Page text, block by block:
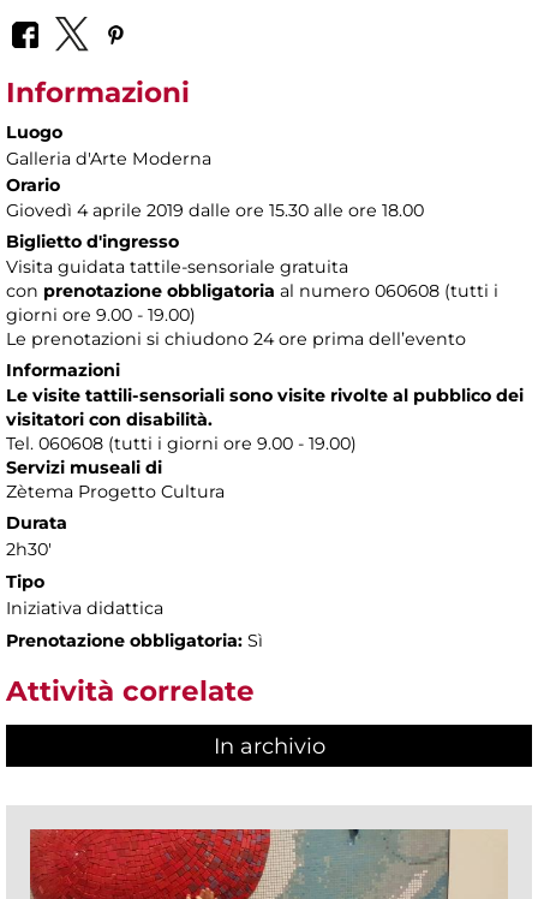
Informazioni
Luogo
Galleria d'Arte Moderna
Orario
Giovedì 4 aprile 2019 dalle ore 15.30 alle ore 18.00
Biglietto d'ingresso
Visita guidata tattile-sensoriale gratuita
con prenotazione obbligatoria al numero 060608 (tutti i
giorni ore 9.00 - 19.00)
Le prenotazioni si chiudono 24 ore prima dell’evento
Informazioni
Le visite tattili-sensoriali sono visite rivolte al pubblico dei
visitatori con disabilità.
Tel. 060608 (tutti i giorni ore 9.00 - 19.00)
Servizi museali di
Zètema Progetto Cultura
Durata
2h30'
Tipo
Iniziativa didattica
Prenotazione obbligatoria: Sì
Attività correlate
In archivio